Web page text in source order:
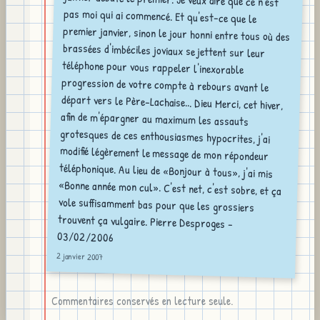
03/02/2006
2 janvier 2007
Commentaires conservés en lecture seule.